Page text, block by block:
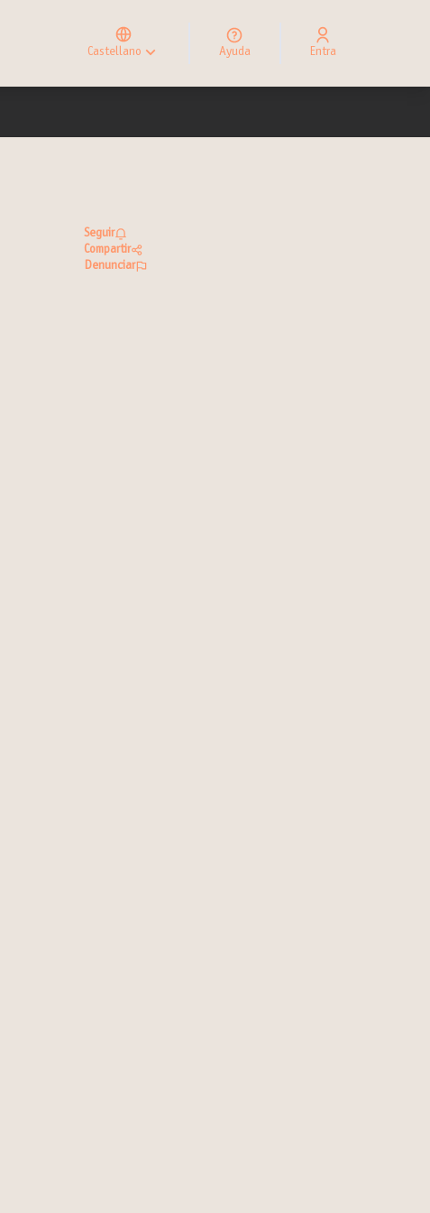
Castellano
Elegir el idioma
Choose language
Ayuda Entra
por la categoría: En persona
Seguir
Compartir
Denunciar